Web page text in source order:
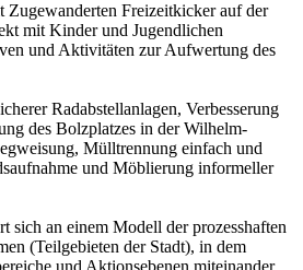
Freizeitkicker auf der
mit Kinder und Jugendlichen
und Aktivitäten zur Aufwertung des
Radabstellanlagen, Verbesserung
des Bolzplatzes in der Wilhelm-
Mülltrennung einfach und
und Möblierung informeller
sich an einem Modell der prozesshaften
(Teilgebieten der Stadt), in dem
und Aktionsebenen miteinander